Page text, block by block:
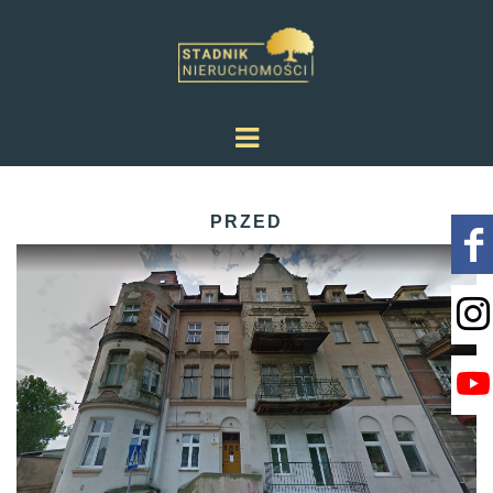
PRZED